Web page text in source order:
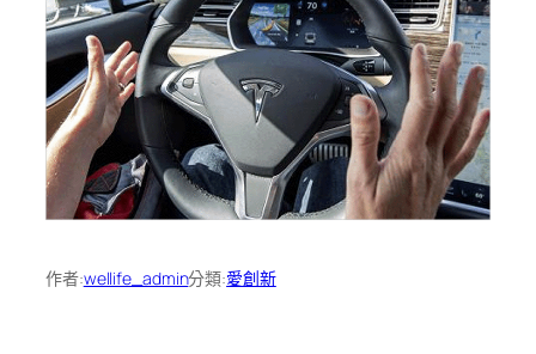
作者:wellife_admin分類:愛創新